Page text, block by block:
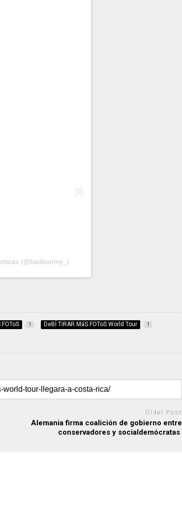
(@badbunmy_)
FOToS 1 DeBÍ TiRAR MáS FOToS World Tour 1
Older Post
Alemania firma coalición de gobierno entre
conservadores y socialdemócratas